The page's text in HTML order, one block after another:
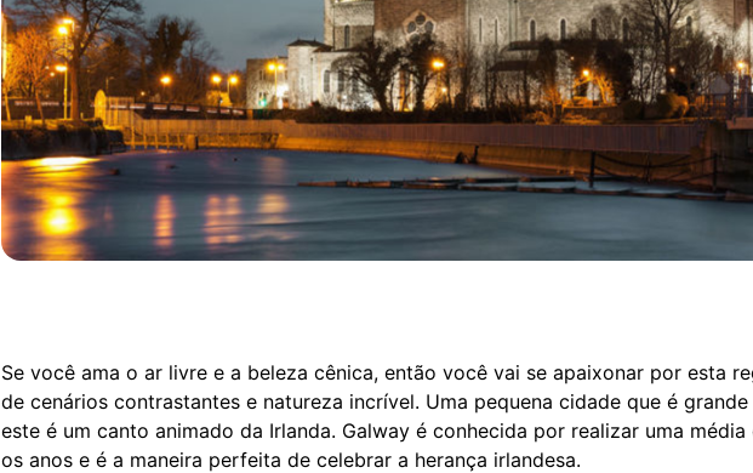
Se você ama o ar livre e a beleza cênica, então você vai se apaixonar por esta
de cenários contrastantes e natureza incrível. Uma pequena cidade que é
este é um canto animado da Irlanda. Galway é conhecida por realizar uma
os anos e é a maneira perfeita de celebrar a herança irlandesa.